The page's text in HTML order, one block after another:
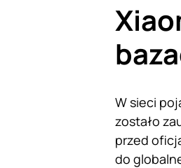
W sieci
zostało
przed
do